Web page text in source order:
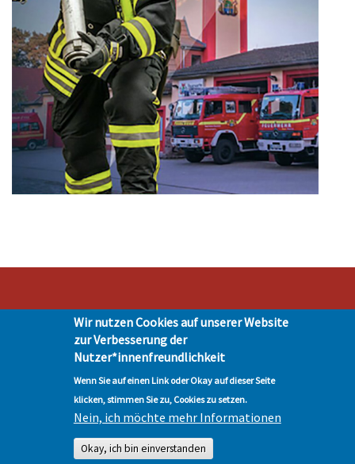
Stadt Hohen Neuendorf • Oranienburger Str. 2 • 16540 Hohen Neuendorf •
Telefon 03303-528-0
Impressum|Presse| Datenschutz| © Hohen-Neuendorf.de, Alle Rechte
vorbehalten - Vervielfältigung nur mit unserer Genehmigung
Wir nutzen Cookies auf unserer Website
zur Verbesserung der
Nutzer*innenfreundlichkeit
Wenn Sie auf einen Link oder Okay auf dieser Seite
klicken, stimmen Sie zu, Cookies zu setzen.
Nein, ich möchte mehr Informationen
Okay, ich bin einverstanden